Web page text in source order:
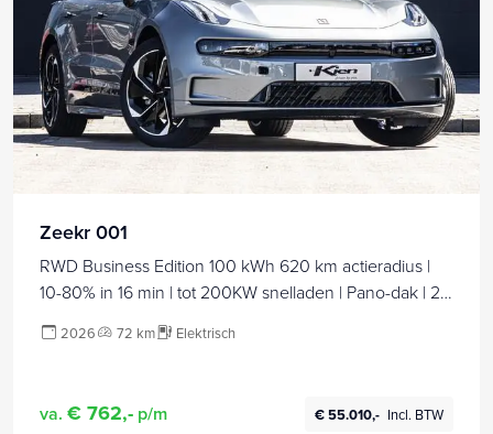
Zeekr 001
RWD Business Edition 100 kWh 620 km actieradius |
10-80% in 16 min | tot 200KW snelladen | Pano-dak | 21"
2026 72 km Elektrisch
va. € 762,- p/m € 55.010,- Incl. BTW